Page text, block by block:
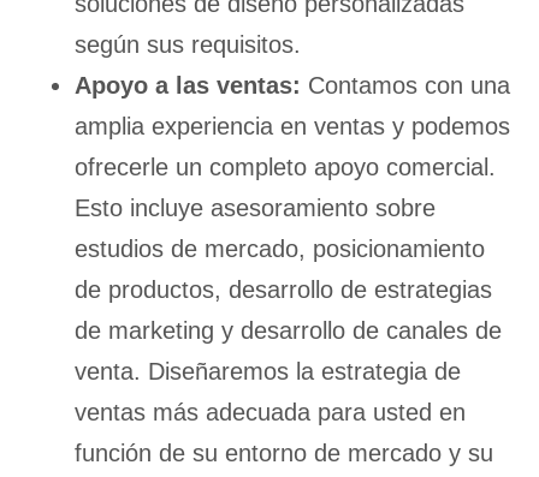
según sus requisitos.
Apoyo a las ventas: Contamos con una
amplia experiencia en ventas y podemos
ofrecerle un completo apoyo comercial.
Esto incluye asesoramiento sobre
estudios de mercado, posicionamiento
de productos, desarrollo de estrategias
de marketing y desarrollo de canales de
venta. Diseñaremos la estrategia de
ventas más adecuada para usted en
función de su entorno de mercado y su